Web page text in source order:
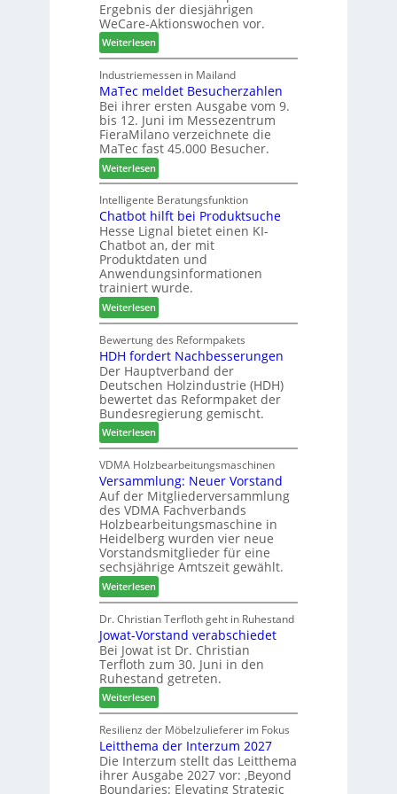
s
f
ü
h
r
e
r
e
n
f
ü
r
P
l
a
n
t
a
g
l
l
o
-
F
r
ä
s
e
r
u
n
d
-
V
e
r
b
i
n
e
r
Ergebnis der diesjährigen
WeCare-Aktionswochen vor.
Weiterlesen:
W
e
C
a
r
e
-
A
k
t
i
o
n
s
w
o
c
h
e
n
2
0
2
6
Industriemessen in Mailand
MaTec meldet Besucherzahlen
Bei ihrer ersten Ausgabe vom 9.
bis 12. Juni im Messezentrum
FieraMilano verzeichnete die
MaTec fast 45.000 Besucher.
Weiterlesen:
M
a
T
e
c
m
e
l
d
e
t
B
e
s
u
c
h
e
r
z
a
h
l
e
n
Intelligente Beratungsfunktion
Chatbot hilft bei Produktsuche
Hesse Lignal bietet einen KI-
Chatbot an, der mit
Produktdaten und
Anwendungsinformationen
trainiert wurde.
Weiterlesen:
C
h
a
t
b
o
t
h
i
l
t
b
e
i
P
r
o
u
k
t
s
u
c
e
Bewertung des Reformpakets
HDH fordert Nachbesserungen
Der Hauptverband der
Deutschen Holzindustrie (HDH)
bewertet das Reformpaket der
Bundesregierung gemischt.
Weiterlesen:
H
D
H
f
o
r
d
e
r
t
N
a
c
h
b
e
s
s
e
r
u
n
VDMA Holzbearbeitungsmaschinen
Versammlung: Neuer Vorstand
Auf der Mitgliederversammlung
des VDMA Fachverbands
Holzbearbeitungsmaschine in
Heidelberg wurden vier neue
Vorstandsmitglieder für eine
sechsjährige Amtszeit gewählt.
Weiterlesen:
V
e
r
s
a
m
m
l
u
n
g
:
Dr. Christian Terfloth geht in Ruhestand
Jowat-Vorstand verabschiedet
Bei Jowat ist Dr. Christian
Terfloth zum 30. Juni in den
Ruhestand getreten.
Weiterlesen:
J
o
w
a
t
Resilienz der Möbelzulieferer im Fokus
Leitthema der Interzum 2027
Die Interzum stellt das Leitthema
ihrer Ausgabe 2027 vor: ‚Beyond
Boundaries: Elevating Strategic